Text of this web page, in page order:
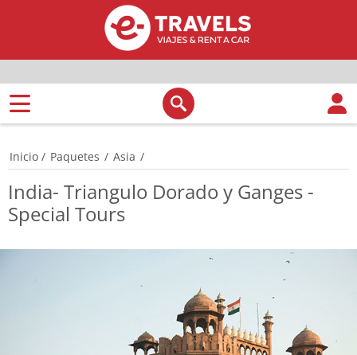
Inicio / Paquetes / Asia /
India- Triangulo Dorado y Ganges -
Special Tours